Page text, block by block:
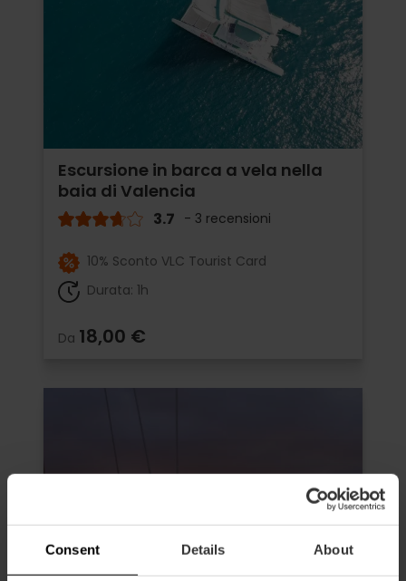
Consent Details About
Escursione in barca a vela nella
baia di Valencia
3.7 - 3 recensioni
10% Sconto VLC Tourist Card
Durata: 1h
Da 18,00 €